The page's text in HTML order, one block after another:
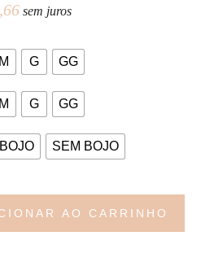
sem juros
M G GG
M G GG
SEM BOJO
AO CARRINHO